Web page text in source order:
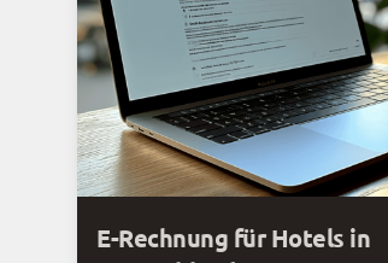
E-Rechnung für Hotels in